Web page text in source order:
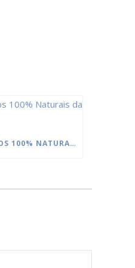
PERFUMES VEGANOS 100% NATURAIS DA QUINARÍ